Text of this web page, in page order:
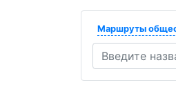
Маршруты